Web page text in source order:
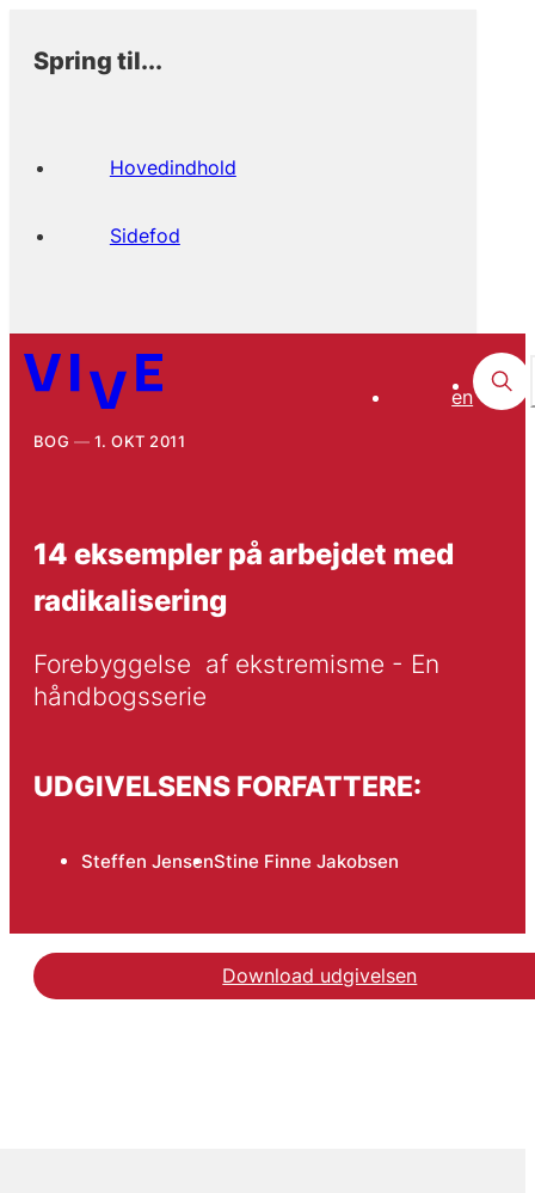
Spring til...
Hovedindhold
Sidefod
en
BOG 1. OKT 2011
14 eksempler på arbejdet med
radikalisering
Forebyggelse  af ekstremisme - En
håndbogsserie
UDGIVELSENS FORFATTERE:
Steffen JensenStine Finne Jakobsen
Download udgivelsen